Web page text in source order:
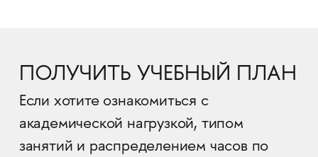
ПОЛУЧИТЬ УЧЕБНЫЙ ПЛАН
Если хотите ознакомиться с
академической нагрузкой, типом
занятий и распределением часов по